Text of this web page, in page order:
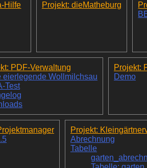
Hilfe Projekt: dieMatheburg
PDF-Verwaltung
eierlegende Wollmilchsau
Test
Projekt:
Demo
Projekt:
Abrechnung
Tabelle